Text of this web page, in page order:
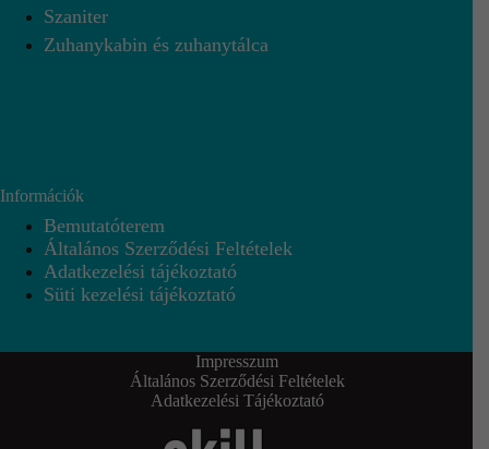
Szaniter
Zuhanykabin és zuhanytálca
Információk
Bemutatóterem
Általános Szerződési Feltételek
Adatkezelési tájékoztató
Süti kezelési tájékoztató
Impresszum
Általános Szerződési Feltételek
Adatkezelési Tájékoztató